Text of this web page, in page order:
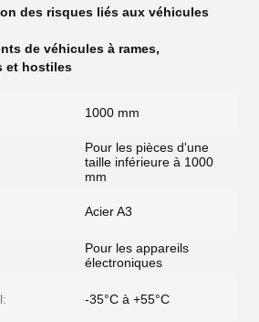
des risques liés aux véhicules
de véhicules à rames,
et hostiles
1000 mm
Pour les pièces d'une
taille inférieure à 1000
mm
Acier A3
Pour les appareils
électroniques
-35°C à +55°C